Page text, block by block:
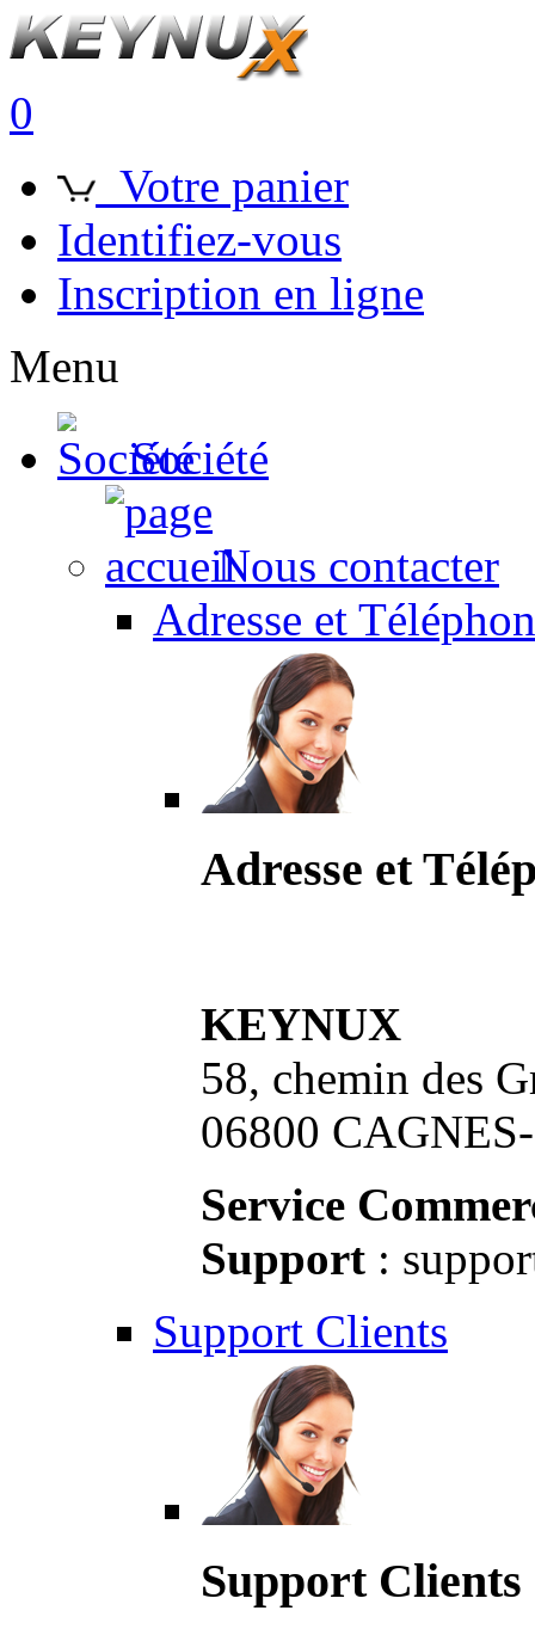
0
Votre panier
Identifiez-vous
Inscription en ligne
Menu
Société
Nous contacter
Adresse et
Adresse et
KEYNUX
58, chemin des
06800
Service
Support :
Support Clients
Support Clients